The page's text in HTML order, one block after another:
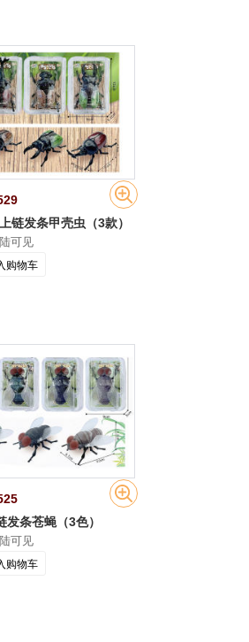
链发条甲壳虫（3款）
可见
购物车
发条苍蝇（3色）
可见
购物车